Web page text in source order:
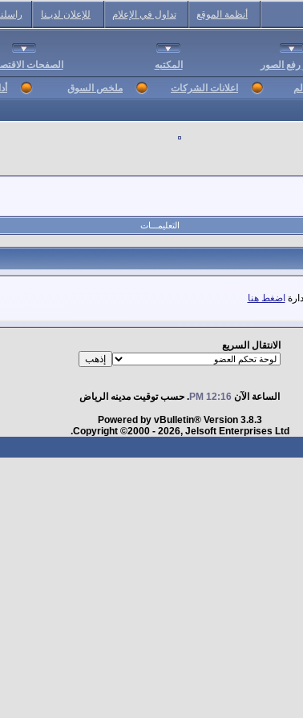
أنظمة الموقع تداول في الإعلام للإعلان لديـنا
الصور المكتبه الصفحات
اعلانات الشركات ملخص السوق
التعليمـــات
اضغط هنا
الانتقال السريع
الساعة الآن 12:16 PM . حسب توقيت مدينه الرياض
Powered by vBulletin® Version 3.8.3
Copyright ©2000 - 2026, Jelsoft Enterprises Ltd.